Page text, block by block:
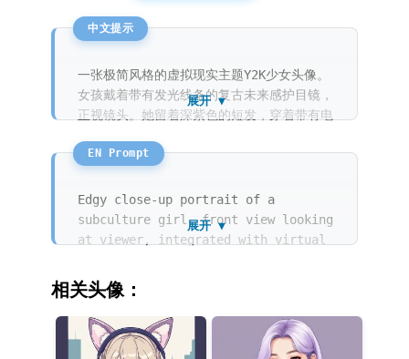
一张极简风格的虚拟现实主题Y2K少女头像。
女孩戴着带有发光线条的复古未来感护目镜，
正视镜头。她留着深紫色的短发，穿着带有电
艳丽，以紫色、粉色和深蓝色为主，具有强烈
的对比度和清晰的线条。整体采用赛璐璐平
涂，纯紫色的背景营造出一种深邃的亚文化氛
围，展现了复古未来主义与潮流美学的结合。
展开 ▼
Edgy close-up portrait of a
subculture girl, front view looking
at viewer, integrated with virtual
minimalist avatar features 2000s
fashion with circuit-patterned
clothing and futuristic goggles.
Vibrant colors such as neon violet
展开 ▼
相关头像：